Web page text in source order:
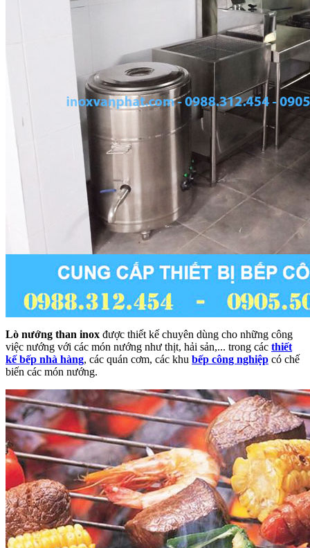
Lò nướng than inox được thiết kế chuyên dùng cho những công
việc nướng với các món nướng như thịt, hải sản,... trong các thiết
kế bếp nhà hàng, các quán cơm, các khu bếp công nghiệp có chế
biến các món nướng.